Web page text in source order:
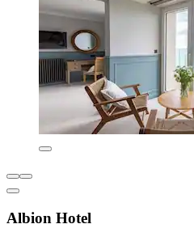
Albion Hotel